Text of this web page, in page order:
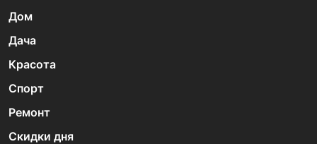
Дом
Дача
Красота
Спорт
Ремонт
Скидки дня